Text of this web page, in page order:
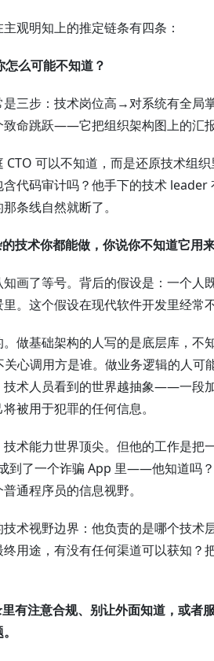
观明知上的推定链条有四条：
么可能不知道？
是三步：技术岗位高→对系统有全局
命跳跃——它把组织架构图上的汇报
可以不知道，而是还原技术组
代码审计吗？他手下的技术
条线自然就断了。
技术你都能做，你说你不知道它用
画了等号。背后的假设是：一个人
。这个假设在现代软件开发里经常不
做基础架构的人写的是底层库，不
心调用方是谁。做业务逻辑的人
技术人员看到的世界越抽象——一段
被用于犯罪的任何信息。
术能力世界顶尖。但他的工作是把
到了一个诈骗 App 里——他知道吗
通程序员的信息视野。
术视野边界：他负责的是哪个技术
用途，有没有任何渠道可以获知？
有注意合规、别让外面知道，或者